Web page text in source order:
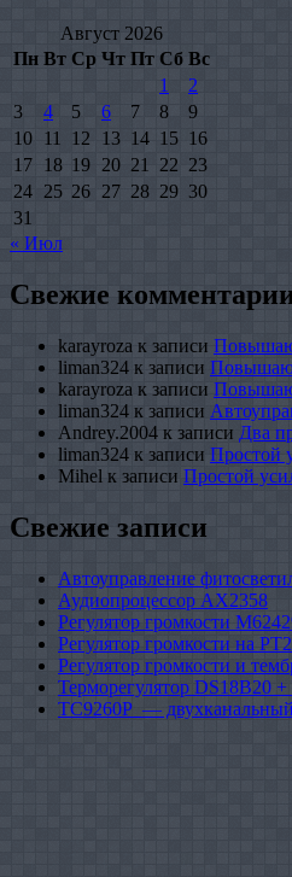
Август 2026
Пн Вт Ср Чт Пт Сб Вс
1
2
3
4 5 6 7 8
9
10
11 12 13 14 15 16
17 18 19 20 21 22 23
24 25 26 27 28 29 30
31
« Июл
Свежие
karayroza к записи
liman324 к записи
karayroza к записи
liman324 к записи
Andrey.2004 к записи Два
liman324 к записи Простой
Mihel к записи Простой
Свежие записи
Автоуправление
Аудиопроцессор AX2358
Регулятор громкости
Регулятор громкости на
Регулятор громкости и
Терморегулятор DS18B20
TC9260P — двухканальный